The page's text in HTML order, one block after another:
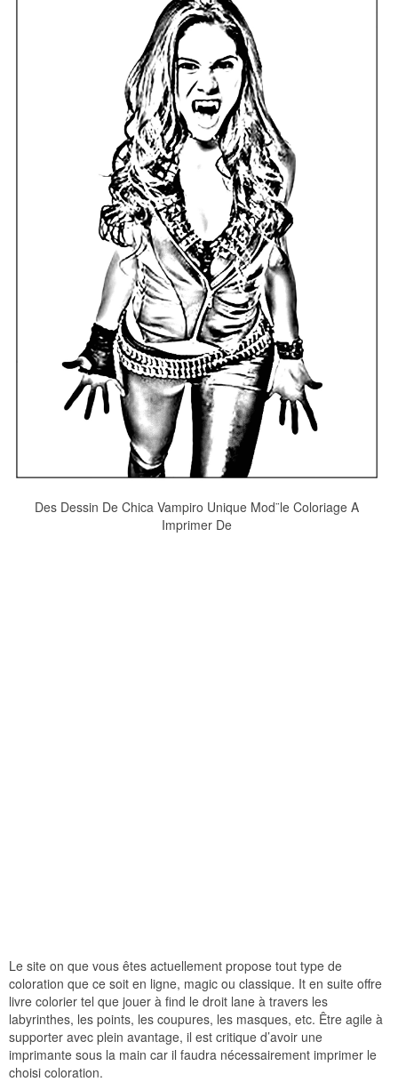
Des Dessin De Chica Vampiro Unique Mod¨le Coloriage A
Imprimer De
Le site on que vous êtes actuellement propose tout type de
coloration que ce soit en ligne, magic ou classique. It en suite offre
livre colorier tel que jouer à find le droit lane à travers les
labyrinthes, les points, les coupures, les masques, etc. Être agile à
supporter avec plein avantage, il est critique d’avoir une
imprimante sous la main car il faudra nécessairement imprimer le
choisi coloration.